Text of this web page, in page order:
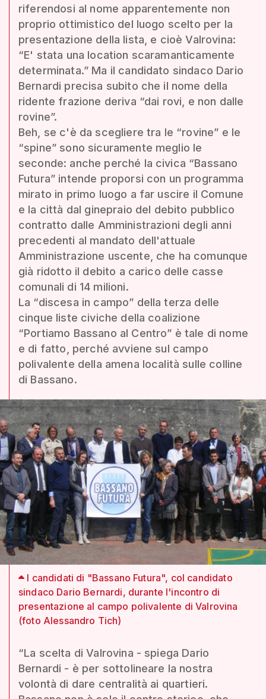
riferendosi al nome apparentemente non
proprio ottimistico del luogo scelto per la
presentazione della lista, e cioè Valrovina:
“E' stata una location scaramanticamente
determinata.” Ma il candidato sindaco Dario
Bernardi precisa subito che il nome della
ridente frazione deriva “dai rovi, e non dalle
rovine”.
Beh, se c'è da scegliere tra le “rovine” e le
“spine” sono sicuramente meglio le
seconde: anche perché la civica “Bassano
Futura” intende proporsi con un programma
mirato in primo luogo a far uscire il Comune
e la città dal ginepraio del debito pubblico
contratto dalle Amministrazioni degli anni
precedenti al mandato dell'attuale
Amministrazione uscente, che ha comunque
già ridotto il debito a carico delle casse
comunali di 14 milioni.
La “discesa in campo” della terza delle
cinque liste civiche della coalizione
“Portiamo Bassano al Centro” è tale di nome
e di fatto, perché avviene sul campo
polivalente della amena località sulle colline
di Bassano.
I candidati di "Bassano Futura", col candidato
sindaco Dario Bernardi, durante l'incontro di
presentazione al campo polivalente di Valrovina
(foto Alessandro Tich)
“La scelta di Valrovina - spiega Dario
Bernardi - è per sottolineare la nostra
volontà di dare centralità ai quartieri.